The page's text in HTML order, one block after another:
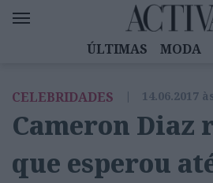
ÚLTIMAS MODA
EMOÇÕES
MULHERES
DIZ QUEM SABE
ACTIVA
CELEBRIDADES | 14.06.2017
Cameron Diaz
que esperou